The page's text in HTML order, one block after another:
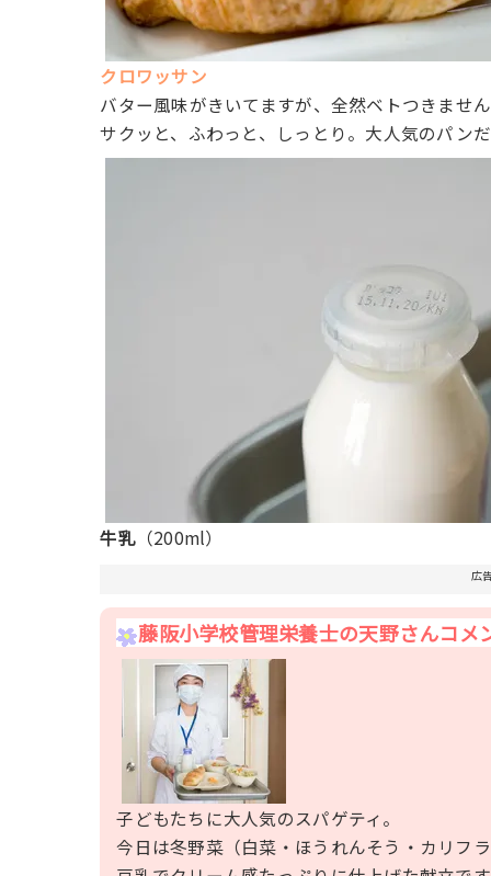
クロワッサン
バター風味がきいてますが、全然ベトつきませ
サクッと、ふわっと、しっとり。大人気のパン
牛乳（200ml）
広
藤阪小学校管理栄養士の天野さんコメ
子どもたちに大人気のスパゲティ。
今日は冬野菜（白菜・ほうれんそう・カリフ